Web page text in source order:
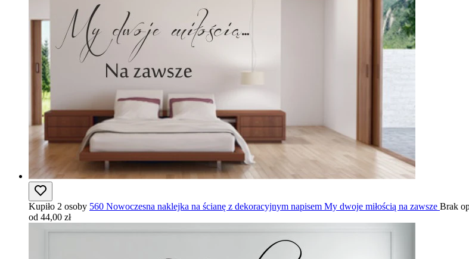
Kupiło 2 osoby 560 Nowoczesna naklejka na ścianę z dekoracyjnym napisem My dwoje miłością na zawsze Brak
od 44,00 zł